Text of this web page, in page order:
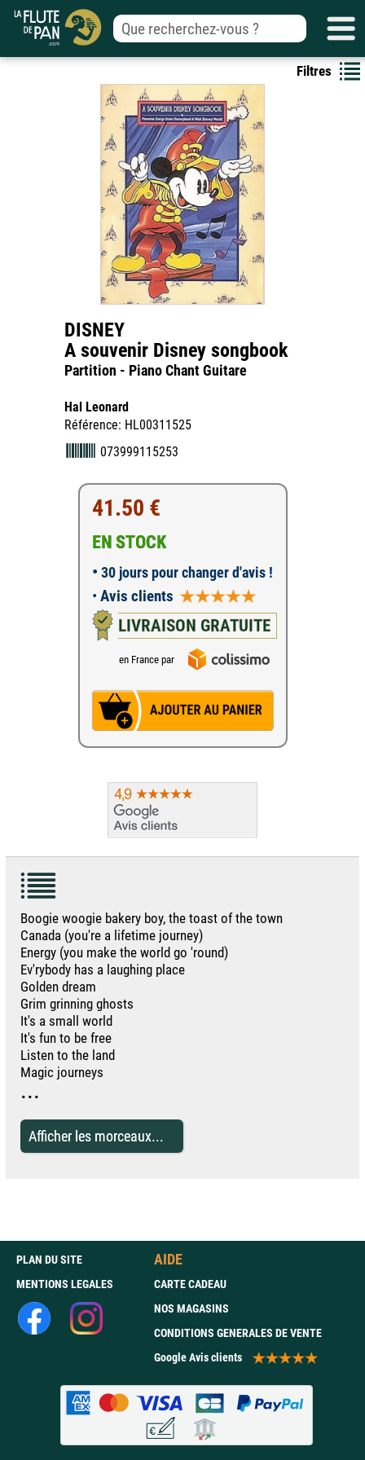
Filtres
DISNEY
A souvenir Disney songbook
Partition - Piano Chant Guitare
Hal Leonard
Référence: HL00311525
073999115253
41.50 €
EN STOCK
• 30 jours pour changer d'avis !
• Avis clients
LIVRAISON GRATUITE
en France par
Boogie woogie bakery boy, the toast of the town
Canada (you're a lifetime journey)
Energy (you make the world go 'round)
Ev'rybody has a laughing place
Golden dream
Grim grinning ghosts
It's a small world
It's fun to be free
Listen to the land
Magic journeys
...
Afficher les morceaux...
PLAN DU SITE
MENTIONS LEGALES
AIDE
CARTE CADEAU
NOS MAGASINS
CONDITIONS GENERALES DE VENTE
Google Avis clients